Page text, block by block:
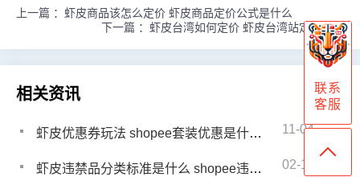
上一篇 ： 虾皮商品该怎么定价 虾皮商品定价公式是什么
下一篇 ： 虾皮台湾如何定价 虾皮台湾站定价思路
相关资讯
虾皮优惠券玩法 shopee套装优惠是什么意思 11-04
虾皮违禁品分类标准是什么 shopee违禁品有哪些 02-11
联系
客服